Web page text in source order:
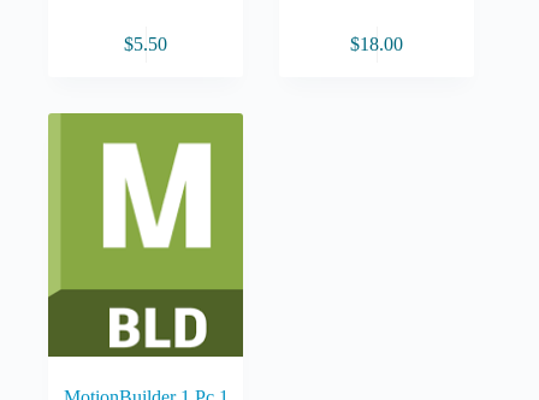
$5.50 $18.00